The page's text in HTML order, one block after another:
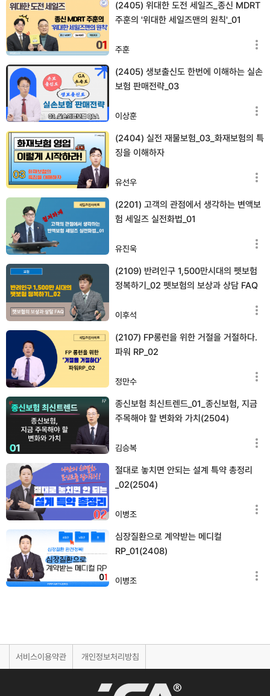
(2405) 위대한 도전 세일즈_종신 MDRT
주훈의 '위대한 세일즈맨의 원칙'_01
주훈
(2405) 생보출신도 한번에 이해하는 실손
보험 판매전략_03
이상훈
(2404) 실전 재물보험_03_화재보험의 특
징을 이해하자
유선우
(2201) 고객의 관점에서 생각하는 변액보
험 세일즈 실전화법_01
유진욱
(2109) 반려인구 1,500만시대의 펫보험
정복하기_02 펫보험의 보상과 상담 FAQ
이후석
(2107) FP롱런을 위한 거절을 거절하다.
파워 RP_02
정만수
종신보험 최신트렌드_01_종신보험, 지금
주목해야 할 변화와 가치(2504)
김승복
절대로 놓치면 안되는 설계 특약 총정리
_02(2504)
이병조
심장질환으로 계약받는 메디컬
RP_01(2408)
이병조
서비스이용약관 개인정보처리방침